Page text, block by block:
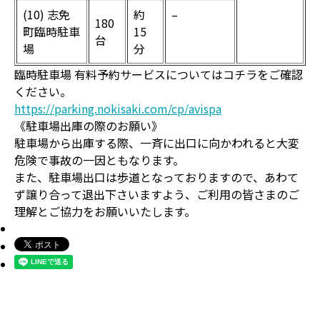
(10) 志免
町臨時駐車
場
180
台
約
15
分
–
臨時駐車場 有料予約サービスについてはコチラをご確認
ください。
https://parking.nokisaki.com/cp/avispa
《駐車場出庫の際のお願い》
駐車場から出庫する際、一斉に出口に向かわれると大変
危険で事故の一因ともなります。
また、駐車場出口は歩道となっておりますので、あわて
ず譲り合って退出下さいますよう、ご利用の皆さまのご
理解とご協力をお願いいたします。